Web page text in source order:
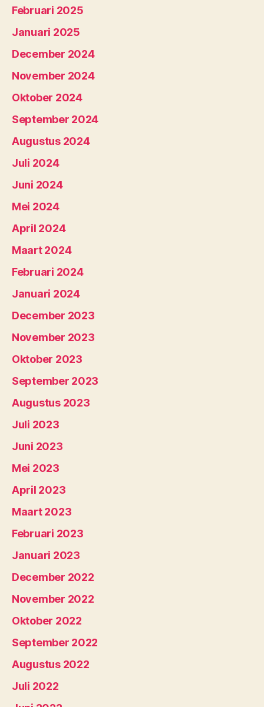
Februari 2025
Januari 2025
December 2024
November 2024
Oktober 2024
September 2024
Augustus 2024
Juli 2024
Juni 2024
Mei 2024
April 2024
Maart 2024
Februari 2024
Januari 2024
December 2023
November 2023
Oktober 2023
September 2023
Augustus 2023
Juli 2023
Juni 2023
Mei 2023
April 2023
Maart 2023
Februari 2023
Januari 2023
December 2022
November 2022
Oktober 2022
September 2022
Augustus 2022
Juli 2022